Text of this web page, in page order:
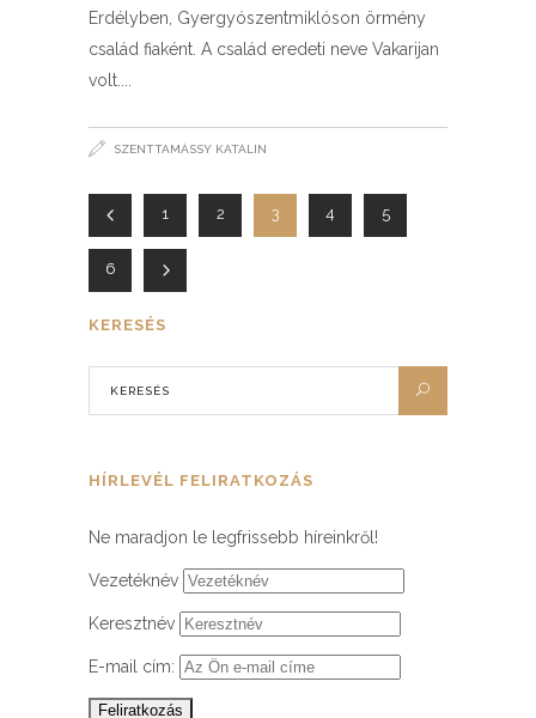
Erdélyben, Gyergyószentmiklóson örmény
család fiaként. A család eredeti neve Vakarijan
volt.
SZENTTAMÁSSY KATALIN
1 2 3 4 5
6
KERESÉS
HÍRLEVÉL FELIRATKOZÁS
Ne maradjon le legfrissebb híreinkről!
Vezetéknév
Keresztnév
E-mail cím: